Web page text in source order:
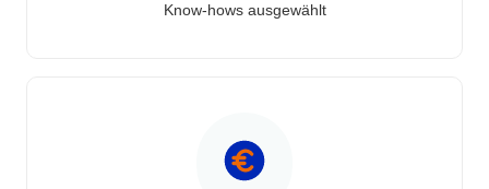
Know-hows ausgewählt